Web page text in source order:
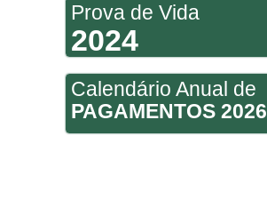
Prova de Vida
2024
Calendário Anual de
PAGAMENTOS 2026